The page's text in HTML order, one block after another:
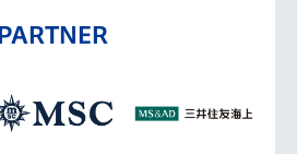
PARTNER